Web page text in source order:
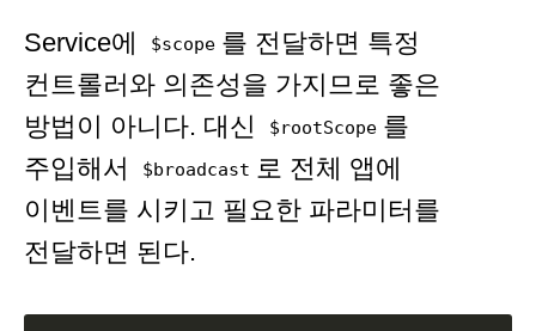
Service에 $scope 를 전달하면 특정
컨트롤러와 의존성을 가지므로 좋은
방법이 아니다. 대신
$rootScope 를
주입해서
$broadcast 로 전체 앱에
이벤트를 시키고 필요한 파라미터를
전달하면 된다.